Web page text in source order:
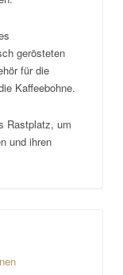
gerösteten
für die
Kaffeebohne.
Rastplatz, um
und ihren